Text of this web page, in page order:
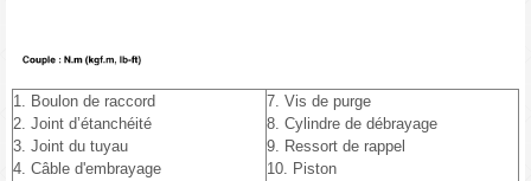
1. Boulon de raccord
2. Joint d’étanchéité
3. Joint du tuyau
4. Câble d'embrayage
7. Vis de purge
8. Cylindre de débrayage
9. Ressort de rappel
10. Piston